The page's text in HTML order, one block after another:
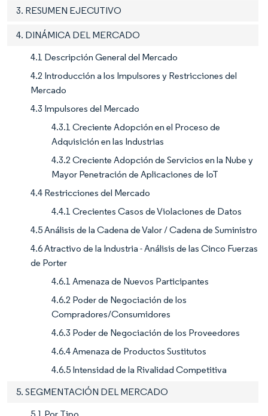
3. RESUMEN EJECUTIVO
4. DINÁMICA DEL MERCADO
4.1 Descripción General del Mercado
4.2 Introducción a los Impulsores y Restricciones del
Mercado
4.3 Impulsores del Mercado
4.3.1 Creciente Adopción en el Proceso de
Adquisición en las Industrias
4.3.2 Creciente Adopción de Servicios en la Nube y
Mayor Penetración de Aplicaciones de IoT
4.4 Restricciones del Mercado
4.4.1 Crecientes Casos de Violaciones de Datos
4.5 Análisis de la Cadena de Valor / Cadena de Suministro
4.6 Atractivo de la Industria - Análisis de las Cinco Fuerzas
de Porter
4.6.1 Amenaza de Nuevos Participantes
4.6.2 Poder de Negociación de los
Compradores/Consumidores
4.6.3 Poder de Negociación de los Proveedores
4.6.4 Amenaza de Productos Sustitutos
4.6.5 Intensidad de la Rivalidad Competitiva
5. SEGMENTACIÓN DEL MERCADO